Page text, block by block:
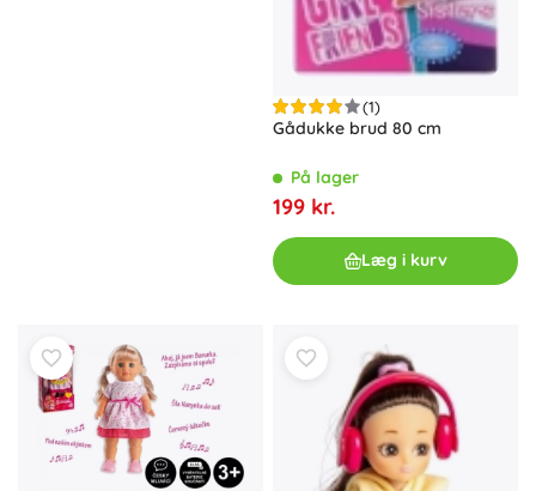
(1)
Gådukke brud 80 cm
På lager
199 kr.
Læg i kurv